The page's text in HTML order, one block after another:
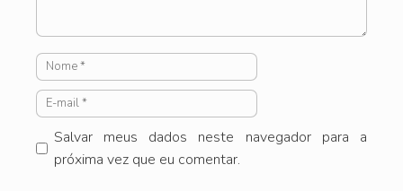
Nome
E-
mail
Salvar meus dados neste navegador para a
próxima vez que eu comentar.